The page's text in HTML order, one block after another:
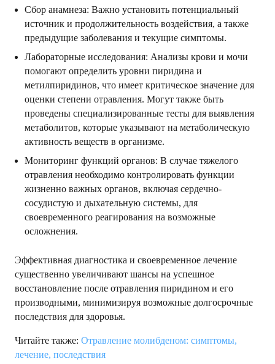
Сбор анамнеза: Важно установить потенциальный
источник и продолжительность воздействия, а также
предыдущие заболевания и текущие симптомы.
Лабораторные исследования: Анализы крови и мочи
помогают определить уровни пиридина и
метилпиридинов, что имеет критическое значение для
оценки степени отравления. Могут также быть
проведены специализированные тесты для выявления
метаболитов, которые указывают на метаболическую
активность веществ в организме.
Мониторинг функций органов: В случае тяжелого
отравления необходимо контролировать функции
жизненно важных органов, включая сердечно-
сосудистую и дыхательную системы, для
своевременного реагирования на возможные
осложнения.
Эффективная диагностика и своевременное лечение
существенно увеличивают шансы на успешное
восстановление после отравления пиридином и его
производными, минимизируя возможные долгосрочные
последствия для здоровья.
Читайте также: Отравление молибденом: симптомы,
лечение, последствия